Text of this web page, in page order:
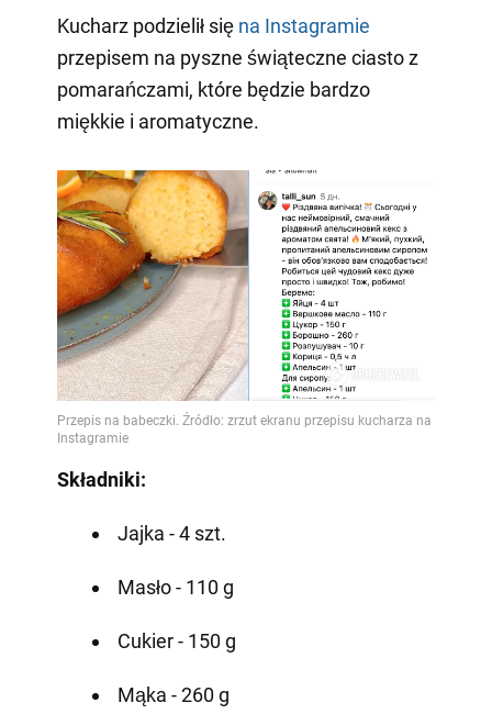
Kucharz podzielił się na Instagramie
przepisem na pyszne świąteczne ciasto z
pomarańczami, które będzie bardzo
miękkie i aromatyczne.
Składniki:
Jajka - 4 szt.
Masło - 110 g
Cukier - 150 g
Mąka - 260 g